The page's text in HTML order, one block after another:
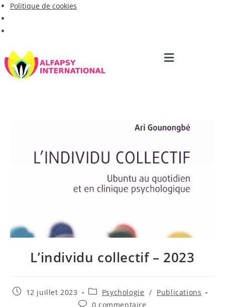
Politique de cookies
L’individu collectif – 2023
12 juillet 2023 Psychologie / Publications
0 commentaire